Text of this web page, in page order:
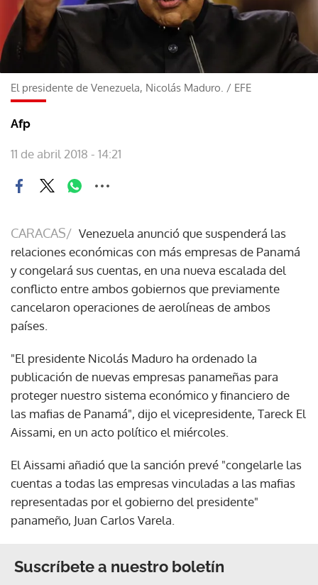
El presidente de Venezuela, Nicolás Maduro. / EFE
Afp
11 de abril 2018 - 14:21
CARACAS/ Venezuela anunció que suspenderá las
relaciones económicas con más empresas de Panamá
y congelará sus cuentas, en una nueva escalada del
conflicto entre ambos gobiernos que previamente
cancelaron operaciones de aerolíneas de ambos
países.
"El presidente Nicolás Maduro ha ordenado la
publicación de nuevas empresas panameñas para
proteger nuestro sistema económico y financiero de
las mafias de Panamá", dijo el vicepresidente, Tareck El
Aissami, en un acto político el miércoles.
El Aissami añadió que la sanción prevé "congelarle las
cuentas a todas las empresas vinculadas a las mafias
representadas por el gobierno del presidente"
panameño, Juan Carlos Varela.
Suscríbete a nuestro boletín